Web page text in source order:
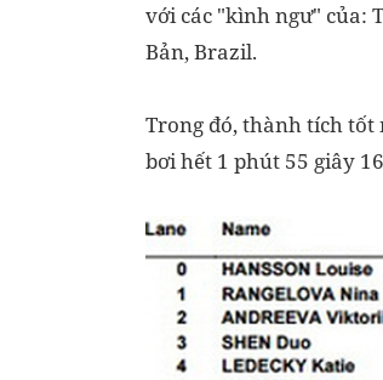
với các "kình ngư" của:
Bản, Brazil.
Trong đó, thành tích tốt
bơi hết 1 phút 55 giây